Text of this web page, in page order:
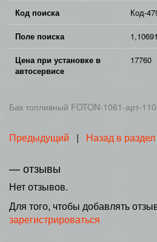
Код поиска Код-
Поле поиска
Цена при установке в
автосервисе
17760
Бак топливный FOTON-1061-арт-
Предыдущий | Назад в раздел
— отзывы
Нет отзывов.
Для того, чтобы добавлять
зарегистрироваться